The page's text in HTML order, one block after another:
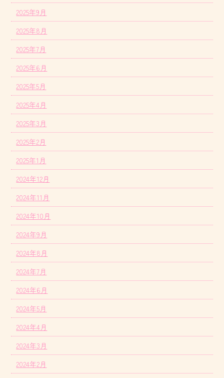
2025年9月
2025年8月
2025年7月
2025年6月
2025年5月
2025年4月
2025年3月
2025年2月
2025年1月
2024年12月
2024年11月
2024年10月
2024年9月
2024年8月
2024年7月
2024年6月
2024年5月
2024年4月
2024年3月
2024年2月